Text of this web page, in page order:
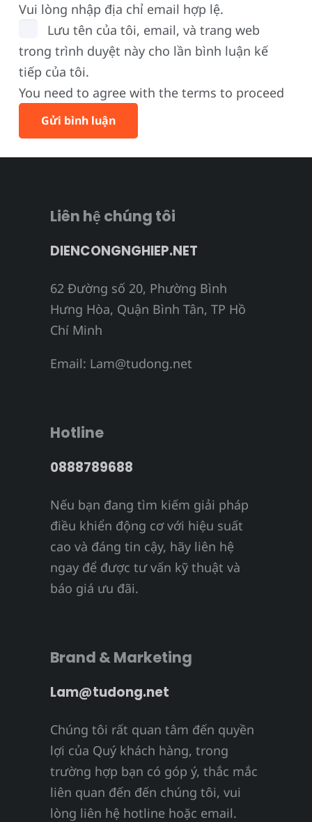
Vui lòng nhập địa chỉ email hợp lệ.
Lưu tên của tôi, email, và trang web
trong trình duyệt này cho lần bình luận kế
tiếp của tôi.
You need to agree with the terms to proceed
Gửi bình luận
Liên hệ chúng tôi
DIENCONGNGHIEP.NET
62 Đường số 20, Phường Bình
Hưng Hòa, Quận Bình Tân, TP Hồ
Chí Minh
Email: Lam@tudong.net
Hotline
0888789688
Nếu bạn đang tìm kiếm giải pháp
điều khiển động cơ với hiệu suất
cao và đáng tin cậy, hãy liên hệ
ngay để được tư vấn kỹ thuật và
báo giá ưu đãi.
Brand & Marketing
Lam@tudong.net
Chúng tôi rất quan tâm đến quyền
lợi của Quý khách hàng, trong
trường hợp bạn có góp ý, thắc mắc
liên quan đến đến chúng tôi, vui
lòng liên hệ hotline hoặc email.